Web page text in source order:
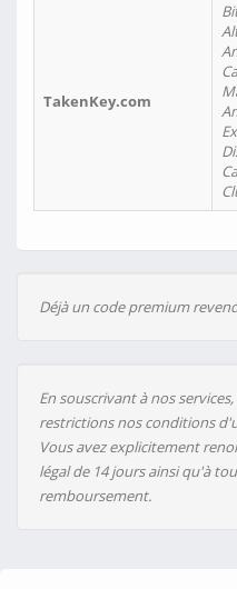
TakenKey.com
Déjà un code premium
En souscrivant à nos
restrictions nos conditions
Vous avez explicitement
légal de 14 jours ainsi qu'à
remboursement.